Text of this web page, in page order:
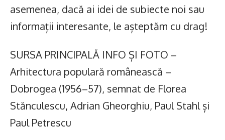
asemenea, dacă ai idei de subiecte noi sau
informații interesante, le așteptăm cu drag!
SURSA PRINCIPALĂ INFO ȘI FOTO –
Arhitectura populară românească –
Dobrogea (1956–57), semnat de Florea
Stănculescu, Adrian Gheorghiu, Paul Stahl și
Paul Petrescu